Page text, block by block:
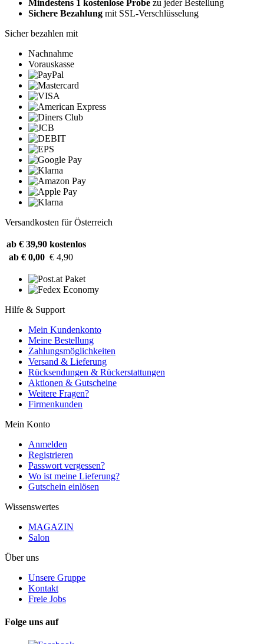
Mindestens 1 kostenlose Probe zu jeder Bestellung
Sichere Bezahlung mit SSL-Verschlüsselung
Sicher bezahlen mit
Nachnahme
Vorauskasse
Versandkosten für Österreich
ab € 39,90 kostenlos
ab € 0,00 € 4,90
Hilfe & Support
Mein Kundenkonto
Meine Bestellung
Zahlungsmöglichkeiten
Versand & Lieferung
Rücksendungen & Rückerstattungen
Aktionen & Gutscheine
Weitere Fragen?
Firmenkunden
Mein Konto
Anmelden
Registrieren
Passwort vergessen?
Wo ist meine Lieferung?
Gutschein einlösen
Wissenswertes
MAGAZIN
Salon
Über uns
Unsere Gruppe
Kontakt
Freie Jobs
Folge uns auf